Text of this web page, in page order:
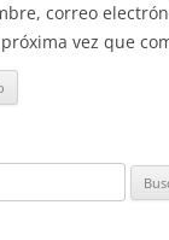
correo
vez que